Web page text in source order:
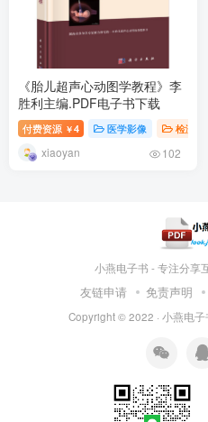
《胎儿超声心动图学教程》李
胜利主编.PDF电子书下载
付费资源 ￥4 医学影像 检测|影
xiaoyan 102
小燕电子书 - 专注分享
友链申请 免责声明
Copyright © 2022 · 小燕电子